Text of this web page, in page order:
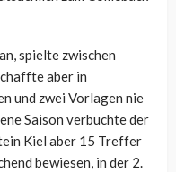
spielte zwischen
aber in
und zwei Vorlagen nie
Saison verbuchte der
Kiel aber 15 Treffer
bewiesen, in der 2.